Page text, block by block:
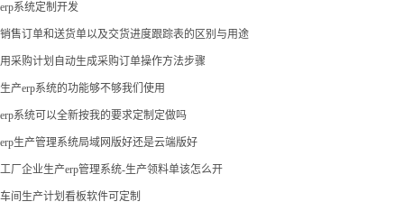
erp系统定制开发
销售订单和送货单以及交货进度跟踪表的区别与用途
用采购计划自动生成采购订单操作方法步骤
生产erp系统的功能够不够我们使用
erp系统可以全新按我的要求定制定做吗
erp生产管理系统局域网版好还是云端版好
工厂企业生产erp管理系统-生产领料单该怎么开
车间生产计划看板软件可定制